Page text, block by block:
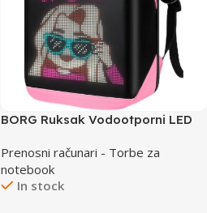
BORG Ruksak Vodootporni LED
Prenosni računari - Torbe za
notebook
In stock